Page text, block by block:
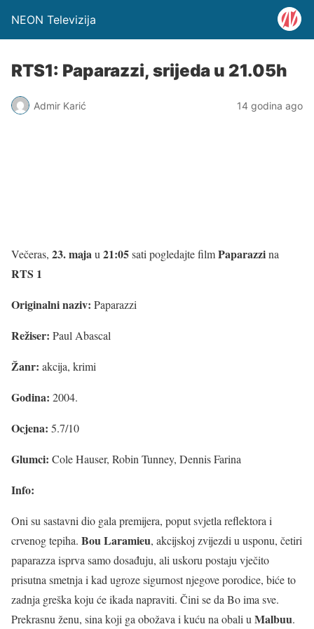
NEON Televizija
RTS1: Paparazzi, srijeda u 21.05h
Admir Karić 14 godina ago
Večeras, 23. majau 21:05sati pogledajte filmPaparazzina
RTS 1
Originalni naziv: Paparazzi
Režiser: Paul Abascal
Žanr: akcija, krimi
Godina: 2004.
Ocjena: 5.7/10
Glumci: Cole Hauser, Robin Tunney, Dennis Farina
Info:
Oni su sastavni dio gala premijera, poput svjetla reflektora i
crvenog tepiha. Bou Laramieu, akcijskoj zvijezdi u usponu, četiri
paparazza isprva samo dosađuju, ali uskoru postaju vječito
prisutna smetnja i kad ugroze sigurnost njegove porodice, biće to
zadnja greška koju će ikada napraviti. Čini se da Bo ima sve.
Prekrasnu ženu, sina koji ga obožava i kuću na obali u Malbuu.